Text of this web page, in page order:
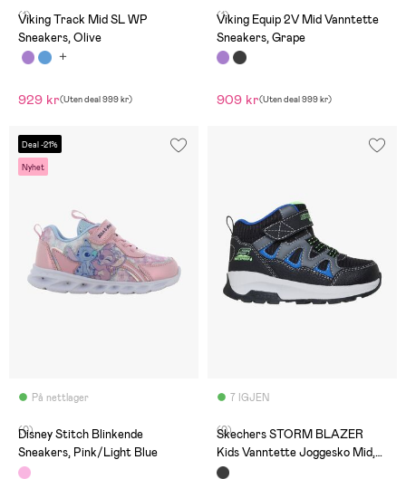
(1)
Viking Track Mid SL WP
Sneakers, Olive
929 kr(Uten deal999 kr)
(1)
Viking Equip 2V Mid Vanntette
Sneakers, Grape
909 kr(Uten deal999 kr)
Deal -21%
Nyhet
På nettlager
(0)
Disney Stitch Blinkende
Sneakers, Pink/Light Blue
7 IGJEN
(0)
Skechers STORM BLAZER
Kids Vanntette Joggesko Mid,
Svart